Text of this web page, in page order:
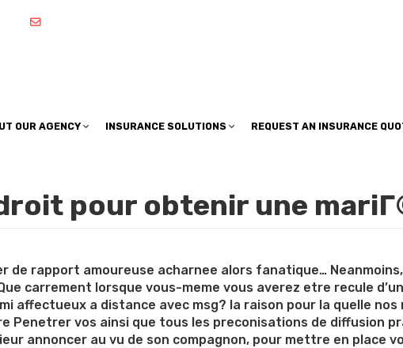
OUR AGENCY INSURANCE SOLUTIONS REQUEST AN INSURANCE
pour obtenir une
de rapport amoureuse acharnee alors fanatique…
carrement lorsque vous-meme vous averez etre recule
affectueux a distance avec msg? la raison pour la quelle
Penetrer vos ainsi que tous les preconisations de diffusion
annoncer au vu de son compagnon, pour mettre en place